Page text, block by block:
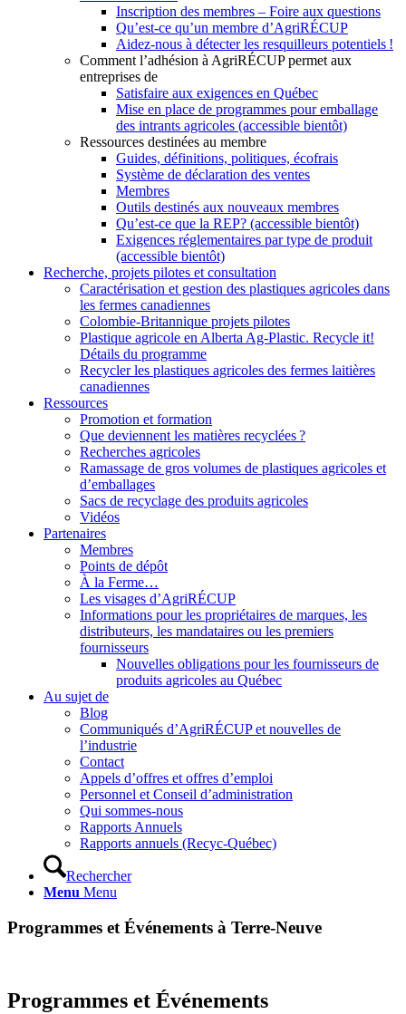
Inscription des membres – Foire aux questions
Qu’est-ce qu’un membre d’AgriRÉCUP
Aidez-nous à détecter les resquilleurs potentiels !
Comment l’adhésion à AgriRÉCUP permet aux
entreprises de
Satisfaire aux exigences en Québec
Mise en place de programmes pour emballage
des intrants agricoles (accessible bientôt)
Ressources destinées au membre
Guides, définitions, politiques, écofrais
Système de déclaration des ventes
Membres
Outils destinés aux nouveaux membres
Qu’est-ce que la REP? (accessible bientôt)
Exigences réglementaires par type de produit
(accessible bientôt)
Recherche, projets pilotes et consultation
Caractérisation et gestion des plastiques agricoles dans
les fermes canadiennes
Colombie-Britannique projets pilotes
Plastique agricole en Alberta Ag-Plastic. Recycle it!
Détails du programme
Recycler les plastiques agricoles des fermes laitières
canadiennes
Ressources
Promotion et formation
Que deviennent les matières recyclées ?
Recherches agricoles
Ramassage de gros volumes de plastiques agricoles et
d’emballages
Sacs de recyclage des produits agricoles
Vidéos
Partenaires
Membres
Points de dépôt
À la Ferme…
Les visages d’AgriRÉCUP
Informations pour les propriétaires de marques, les
distributeurs, les mandataires ou les premiers
fournisseurs
Nouvelles obligations pour les fournisseurs de
produits agricoles au Québec
Au sujet de
Blog
Communiqués d’AgriRÉCUP et nouvelles de
l’industrie
Contact
Appels d’offres et offres d’emploi
Personnel et Conseil d’administration
Qui sommes-nous
Rapports Annuels
Rapports annuels (Recyc-Québec)
Rechercher
Menu Menu
Programmes et Événements à Terre-Neuve
Programmes et Événements